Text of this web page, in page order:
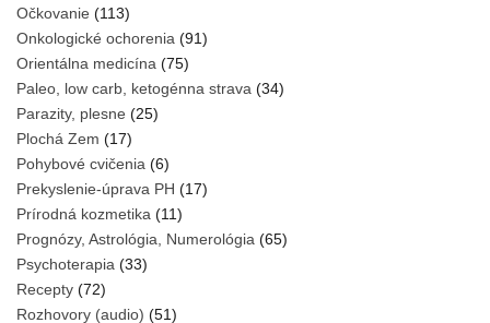
Očkovanie (113)
Onkologické ochorenia (91)
Orientálna medicína (75)
Paleo, low carb, ketogénna strava (34)
Parazity, plesne (25)
Plochá Zem (17)
Pohybové cvičenia (6)
Prekyslenie-úprava PH (17)
Prírodná kozmetika (11)
Prognózy, Astrológia, Numerológia (65)
Psychoterapia (33)
Recepty (72)
Rozhovory (audio) (51)